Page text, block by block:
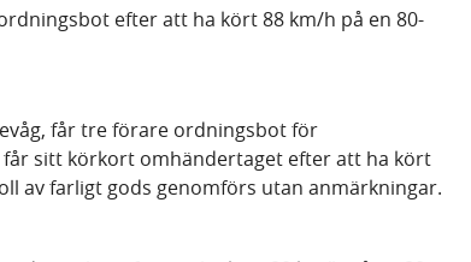
efter att ha kört 88 km/h på en 80-
får tre förare ordningsbot för
får sitt körkort omhändertaget efter att ha kört
av farligt gods genomförs utan anmärkningar.